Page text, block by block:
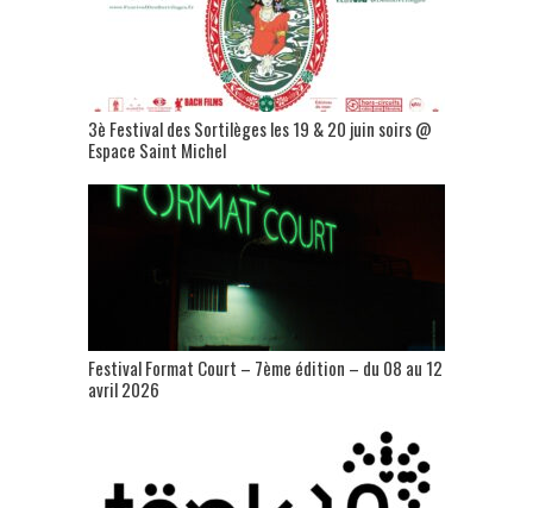
3è Festival des Sortilèges les 19 & 20 juin soirs @
Espace Saint Michel
Festival Format Court – 7ème édition – du 08 au 12
avril 2026